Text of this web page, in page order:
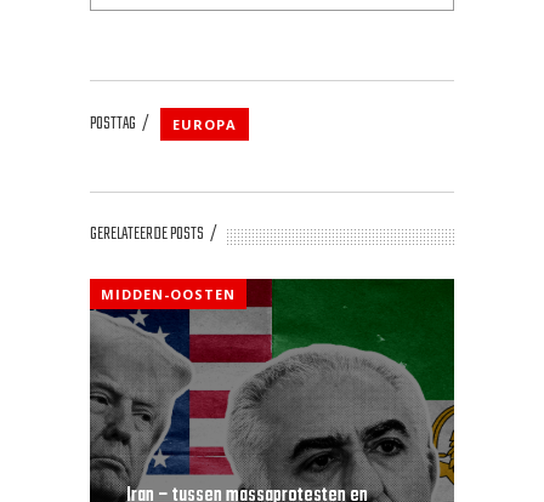
POSTTAG EUROPA
GERELATEERDE POSTS
MIDDEN-OOSTEN
Iran – tussen massaprotesten en